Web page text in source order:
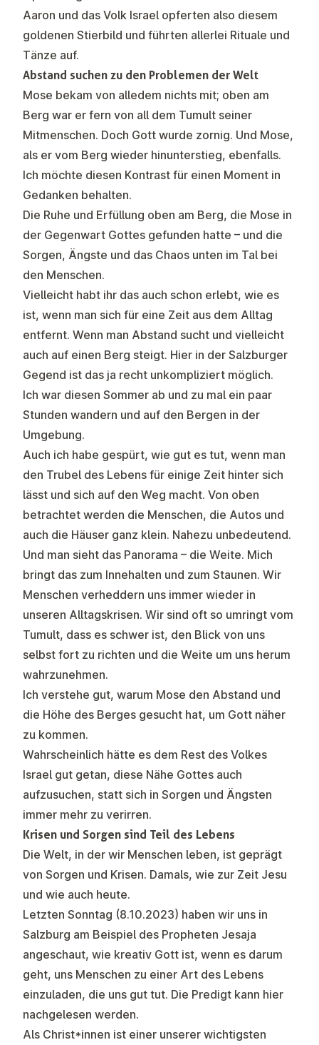
Aaron und das Volk Israel opferten also diesem
goldenen Stierbild und führten allerlei Rituale und
Tänze auf.
Abstand suchen zu den Problemen der Welt
Mose bekam von alledem nichts mit; oben am
Berg war er fern von all dem Tumult seiner
Mitmenschen. Doch Gott wurde zornig. Und Mose,
als er vom Berg wieder hinunterstieg, ebenfalls.
Ich möchte diesen Kontrast für einen Moment in
Gedanken behalten.
Die Ruhe und Erfüllung oben am Berg, die Mose in
der Gegenwart Gottes gefunden hatte – und die
Sorgen, Ängste und das Chaos unten im Tal bei
den Menschen.
Vielleicht habt ihr das auch schon erlebt, wie es
ist, wenn man sich für eine Zeit aus dem Alltag
entfernt. Wenn man Abstand sucht und vielleicht
auch auf einen Berg steigt. Hier in der Salzburger
Gegend ist das ja recht unkompliziert möglich.
Ich war diesen Sommer ab und zu mal ein paar
Stunden wandern und auf den Bergen in der
Umgebung.
Auch ich habe gespürt, wie gut es tut, wenn man
den Trubel des Lebens für einige Zeit hinter sich
lässt und sich auf den Weg macht. Von oben
betrachtet werden die Menschen, die Autos und
auch die Häuser ganz klein. Nahezu unbedeutend.
Und man sieht das Panorama – die Weite. Mich
bringt das zum Innehalten und zum Staunen. Wir
Menschen verheddern uns immer wieder in
unseren Alltagskrisen. Wir sind oft so umringt vom
Tumult, dass es schwer ist, den Blick von uns
selbst fort zu richten und die Weite um uns herum
wahrzunehmen.
Ich verstehe gut, warum Mose den Abstand und
die Höhe des Berges gesucht hat, um Gott näher
zu kommen.
Wahrscheinlich hätte es dem Rest des Volkes
Israel gut getan, diese Nähe Gottes auch
aufzusuchen, statt sich in Sorgen und Ängsten
immer mehr zu verirren.
Krisen und Sorgen sind Teil des Lebens
Die Welt, in der wir Menschen leben, ist geprägt
von Sorgen und Krisen. Damals, wie zur Zeit Jesu
und wie auch heute.
Letzten Sonntag (8.10.2023) haben wir uns in
Salzburg am Beispiel des Propheten Jesaja
angeschaut, wie kreativ Gott ist, wenn es darum
geht, uns Menschen zu einer Art des Lebens
einzuladen, die uns gut tut. Die Predigt kann hier
nachgelesen werden.
Als Christ*innen ist einer unserer wichtigsten